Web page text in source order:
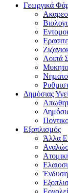
Γεωργικά
Λοιπά
Δημόσιας
Εξοπλισμός
Άλλα
Ένδυση